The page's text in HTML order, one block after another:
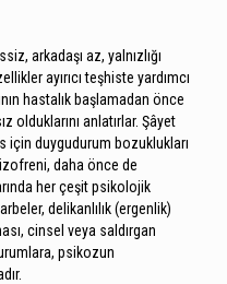
arkadaşı az, yalnızlığı
ayırıcı teşhiste yardımcı
hastalık başlamadan önce
olduklarını anlatırlar. Şâyet
için duygudurum bozuklukları
daha önce de
her çeşit psikolojik
delikanlılık (ergenlik)
cinsel veya saldırgan
psikozun